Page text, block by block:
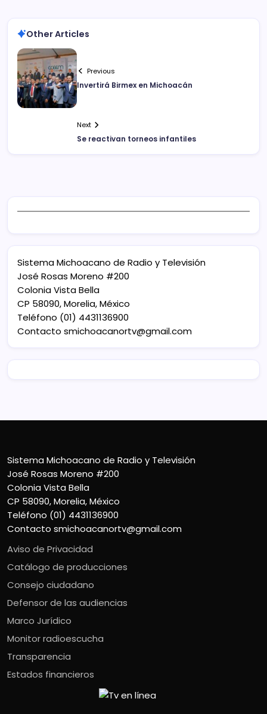
Other Articles
Previous
Invertirá Birmex en Michoacán
Next
Se reactivan torneos infantiles
Sistema Michoacano de Radio y Televisión
José Rosas Moreno #200
Colonia Vista Bella
CP 58090, Morelia, México
Teléfono (01) 4431136900
Contacto smichoacanortv@gmail.com
Sistema Michoacano de Radio y Televisión
José Rosas Moreno #200
Colonia Vista Bella
CP 58090, Morelia, México
Teléfono (01) 4431136900
Contacto smichoacanortv@gmail.com
Aviso de Privacidad
Catálogo de producciones
Consejo ciudadano
Defensor de las audiencias
Marco Jurídico
Monitor radioescucha
Transparencia
Estados financieros